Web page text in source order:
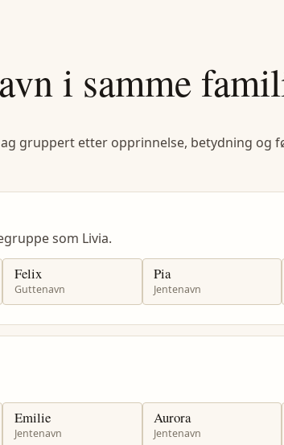
i samme
gruppert etter opprinnelse, betydning og
som Livia.
Felix
Guttenavn
Pia
Jentenavn
Emilie
Jentenavn
Aurora
Jentenavn